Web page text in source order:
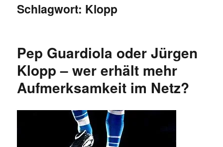
Schlagwort: Klopp
Pep Guardiola oder Jürgen
Klopp – wer erhält mehr
Aufmerksamkeit im Netz?